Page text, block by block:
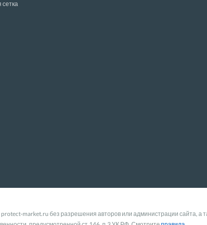
market.ru без разрешения авторов или администрации сайта, а